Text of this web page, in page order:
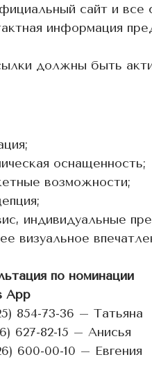
сайт и все
информация
должны быть
оснащенность;
возможности;
индивидуальные
визуальное
по номинации
App
854-73-36 – Татьяна
627-82-15 – Анисья
600-00-10 – Евгения